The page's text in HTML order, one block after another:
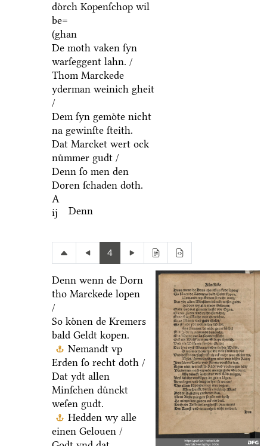
doͤrch Kopenſchop wil
be=
(ghan
De moth vaken ſyn
warſeggent lahn. /
Thom Marckede
yderman weinich gheit
/
Dem ſyn gemoͤte nicht
na gewinſte ſteith.
Dat Marcket wert ock
nuͤmmer gudt /
Denn ſo men den
Doren ſchaden doth.
A
ij
Denn
4
Denn wenn de Dorn
tho Marckede lopen
/
So koͤnen de Kremers
bald Geldt kopen.
Nemandt vp
Erden ſo recht doth /
Dat ydt allen
Minſchen duͤnckt
weſen gudt.
Hedden wy alle
einen Gelouen /